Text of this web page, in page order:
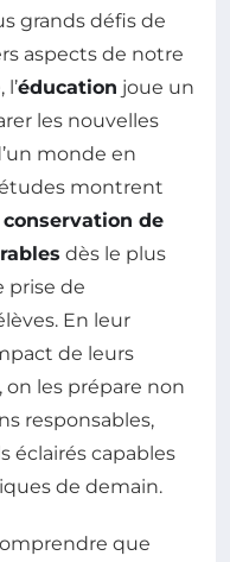
grands défis de
aspects de notre
éducation joue un
les nouvelles
monde en
montrent
conservation de
dès le plus
prise de
En leur
de leurs
on les prépare non
responsables,
éclairés capables
de demain.
que